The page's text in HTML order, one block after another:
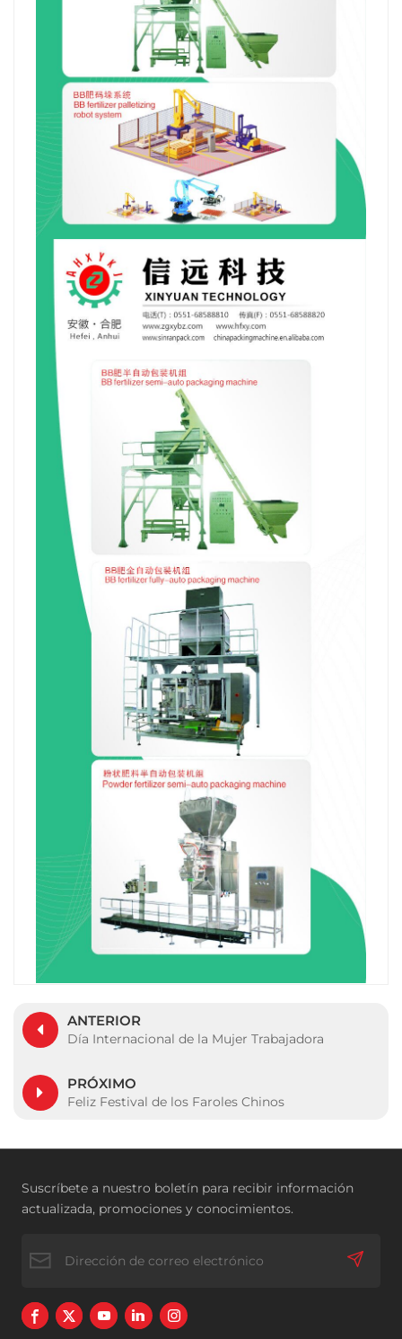
ANTERIOR
Día Internacional de la Mujer Trabajadora
PRÓXIMO
Feliz Festival de los Faroles Chinos
Suscríbete a nuestro boletín para recibir información
actualizada, promociones y conocimientos.